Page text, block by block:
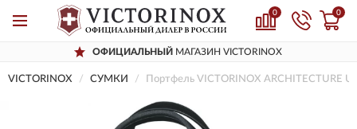
0 0
ОФИЦИАЛЬНЫЙ МАГАЗИН VICTORINOX
VICTORINOX СУМКИ Портфель VICTORINOX ARCHITECTURE